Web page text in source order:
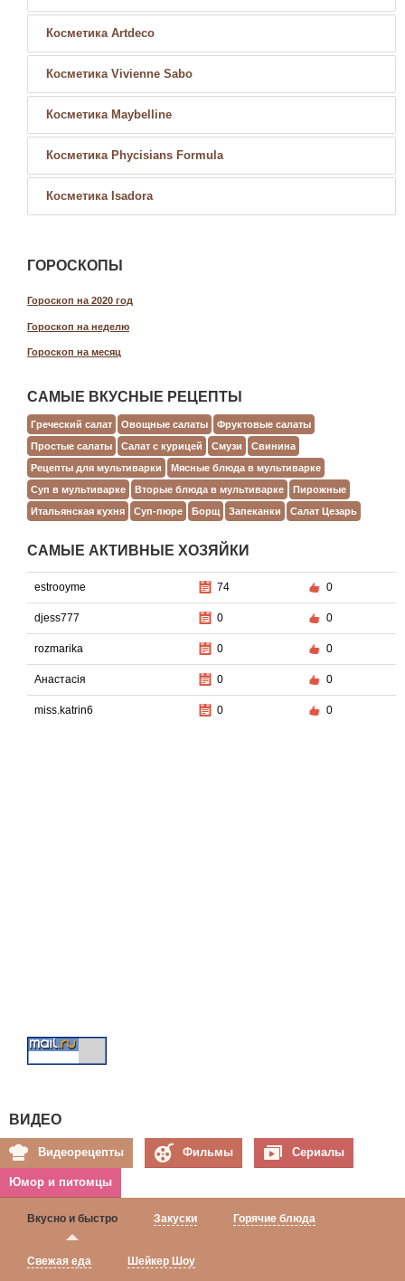
Косметика Artdeco
Косметика Vivienne Sabo
Косметика Maybelline
Косметика Phycisians Formula
Косметика Isadora
ГОРОСКОПЫ
Гороскоп на 2020 год
Гороскоп на неделю
Гороскоп на месяц
САМЫЕ ВКУСНЫЕ РЕЦЕПТЫ
Греческий салат Овощные салаты
Фруктовые салаты
Простые салаты
Салат с курицей Смузи
Свинина
Рецепты для мультиварки
Мясные блюда в мультиварке
Суп в мультиварке
Вторые блюда в мультиварке
Пирожные
Итальянская кухня
Суп-пюре Борщ Запеканки Салат Цезарь
САМЫЕ АКТИВНЫЕ ХОЗЯЙКИ
estrooyme 74 0
djess777 0 0
rozmarika 0 0
Анастасiя 0 0
miss.katrin6 0 0
ВИДЕО
Видеорецепты Фильмы Сериалы
Юмор и питомцы
Вкусно и быстро Закуски Горячие блюда
Свежая еда Шейкер Шоу